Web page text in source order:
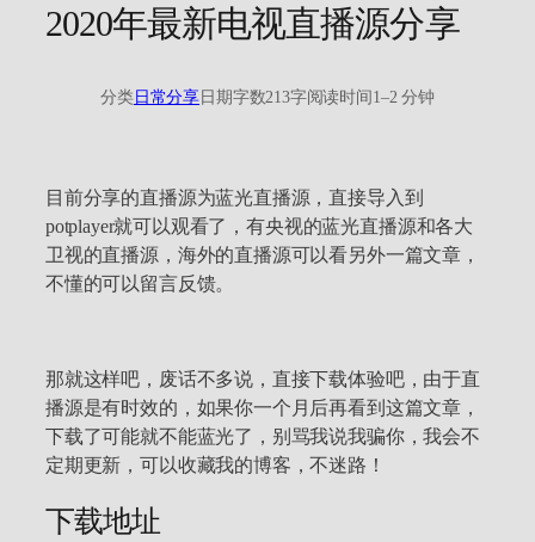
2020年最新电视直播源分享
分类日常分享 日期字数213字阅读时间 1–2 分钟
目前分享的直播源为蓝光直播源，直接导入到
potplayer就可以观看了，有央视的蓝光直播源和各大
卫视的直播源，海外的直播源可以看另外一篇文章，
不懂的可以留言反馈。
那就这样吧，废话不多说，直接下载体验吧，由于直
播源是有时效的，如果你一个月后再看到这篇文章，
下载了可能就不能蓝光了，别骂我说我骗你，我会不
定期更新，可以收藏我的博客，不迷路！
下载地址